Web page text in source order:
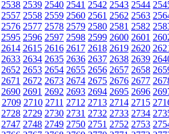
2538 2539 2540 2541 2542 2543 2544
2557 2558 2559 2560 2561 2562 2563
2576 2577 2578 2579 2580 2581 2582
2595 2596 2597 2598 2599 2600 2601
2614 2615 2616 2617 2618 2619 2620
2633 2634 2635 2636 2637 2638 2639
2652 2653 2654 2655 2656 2657 2658
2671 2672 2673 2674 2675 2676 2677
2690 2691 2692 2693 2694 2695 2696
2709 2710 2711 2712 2713 2714 2715
2728 2729 2730 2731 2732 2733 2734
2747 2748 2749 2750 2751 2752 2753